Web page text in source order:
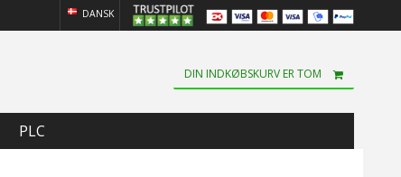
DANSK
DIN INDKØBSKURV ER TOM
PLC